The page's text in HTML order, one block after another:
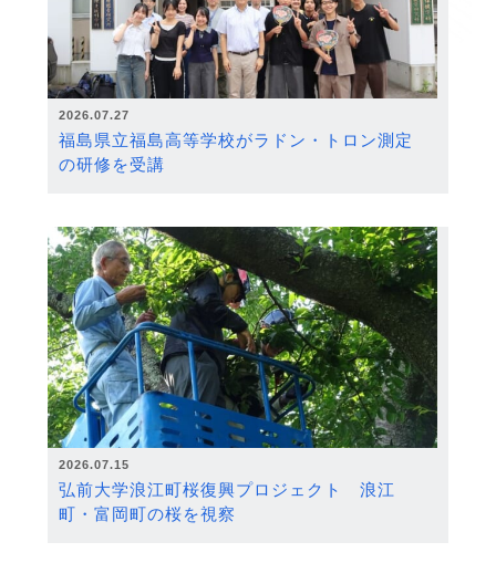
2026.07.27
福島県立福島高等学校がラドン・トロン測定
の研修を受講
2026.07.15
弘前大学浪江町桜復興プロジェクト 浪江
町・富岡町の桜を視察